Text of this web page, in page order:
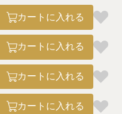
カートに入れる
カートに入れる
カートに入れる
カートに入れる